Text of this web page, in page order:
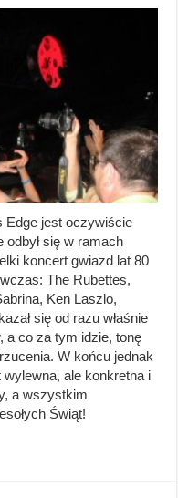
Edge jest oczywiście
odbył się w ramach
koncert gwiazd lat 80
The Rubettes,
Ken Laszlo,
się od razu właśnie
a co za tym idzie, tonę
W końcu jednak
wylewna, ale konkretna i
a wszystkim
Świąt!